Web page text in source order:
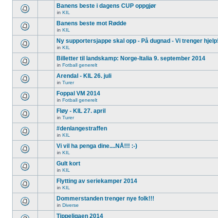
Banens beste i dagens CUP oppgjør
in KIL
Banens beste mot Rødde
in KIL
Ny supportersjappe skal opp - På dugnad - Vi trenger
in KIL
Billetter til landskamp: Norge-Italia 9. september 2014
in Fotball generelt
Arendal - KIL 26. juli
in Turer
Foppal VM 2014
in Fotball generelt
Fløy - KIL 27. april
in Turer
#denlangestraffen
in KIL
Vi vil ha penga dine....NÅ!!! :-)
in KIL
Gult kort
in KIL
Flytting av seriekamper 2014
in KIL
Dommerstanden trenger nye folk!!!
in Diverse
Tippeligaen 2014